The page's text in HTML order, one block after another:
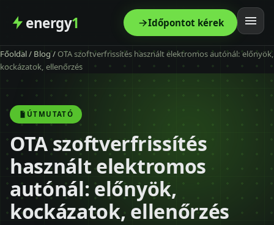
energy1 Időpontot kérek
Főoldal
Szolgáltatás
Modellek
Kapcsolat
Főoldal/ Blog/ OTA szoftverfrissítés használt elektromos autónál: előnyök,
kockázatok, ellenőrzés
ÚTMUTATÓ
OTA szoftverfrissítés
használt elektromos
autónál: előnyök,
kockázatok, ellenőrzés